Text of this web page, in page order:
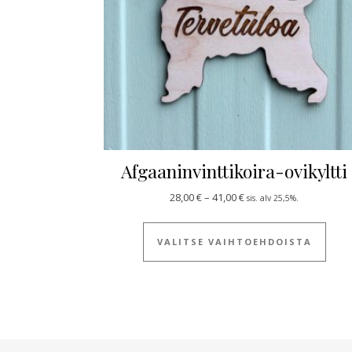
Afgaaninvinttikoira-ovikyltti
28,00€– 41,00€Hintaluokka: 28,00 € -
sis. alv 25,5%.
VALITSE VAIHTOEHDOISTA